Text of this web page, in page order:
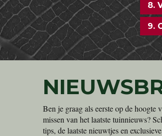
8.
9.
Ben je graag als eerste op de hoogte
missen van het laatste tuinnieuws?
tips, de laatste nieuwtjes en